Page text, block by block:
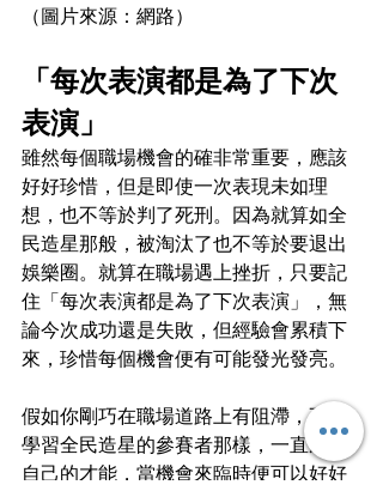
（圖片來源：網路）
「每次表演都是為了下次
表演」
雖然每個職場機會的確非常重要，應該
好好珍惜，但是即使一次表現未如理
想，也不等於判了死刑。因為就算如全
民造星那般，被淘汰了也不等於要退出
娛樂圈。就算在職場遇上挫折，只要記
住「每次表演都是為了下次表演」，無
論今次成功還是失敗，但經驗會累積下
來，珍惜每個機會便有可能發光發亮。
假如你剛巧在職場道路上有阻滯，不如
學習全民造星的參賽者那樣，一直磨練
自己的才能，當機會來臨時便可以好好